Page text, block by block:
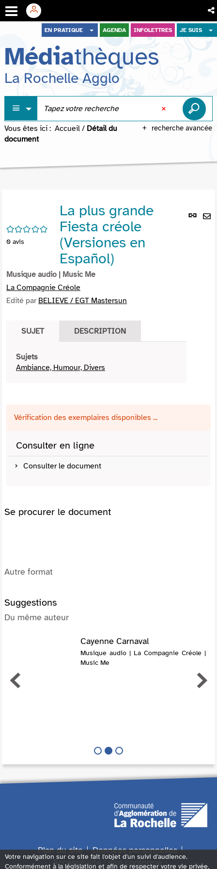
menu
contenu
recherche
EN PRATIQUE AGENDA INFOLETTRES JE SUIS
Médiathèques
La Rochelle Agglo
recherche avancée
Vous êtes ici : Accueil / Détail du
document
Lien
/5
0 avis
La plus grande
Fiesta créole
(Versiones en
Español)
Musique audio | Music Me
La Compagnie Créole
Edité par BELIEVE / EGT Mastersun
SUJET DESCRIPTION
Sujets
Ambiance, Humour, Divers
Vérification des exemplaires disponibles ...
Consulter en ligne
Consulter le document
Se procurer le document
Autre format
Suggestions
Du même auteur
Cayenne Carnaval
Musique audio | La Compagnie Créole |
Music Me
Plan du site
Données personnelles
Accessibilité : non conforme
Votre navigation sur ce site fait l'objet d'un suivi d'audience.
Conformément à la législation et afin de respecter votre vie privée,